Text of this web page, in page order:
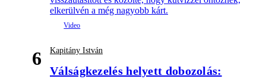
elkerülvén a még nagyobb kárt.
6 Kapitány István
Válságkezelés helyett dobozolás: